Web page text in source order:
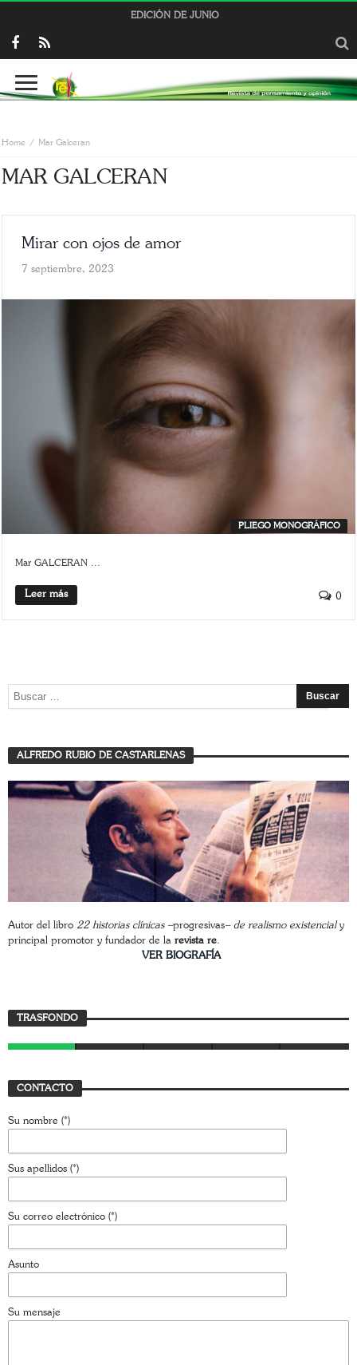
EDICIÓN DE JUNIO
Home Mar Galceran
MAR GALCERAN
Mirar con ojos de amor
7 septiembre, 2023
PLIEGO MONOGRÁFICO
Mar GALCERAN ...
Leer más 0
ALFREDO RUBIO DE CASTARLENAS
Autor del libro 22 historias clínicas –progresivas– de realismo existencialy
principal promotor y fundador de la revista re.
VER BIOGRAFÍA
TRASFONDO
JAVIER BUSTAMANTE
CONTACTO
Su nombre (*)
Sus apellidos (*)
Su correo electrónico (*)
Asunto
Su mensaje